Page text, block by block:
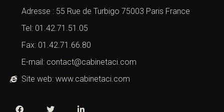
Adresse : 55 Rue de Turbigo 75003 Paris France
Tel: 01.42.71.51.05
Fax: 01.42.71.66.80
E-mail: contact@cabinetaci.com
Site web: www.cabinetaci.com